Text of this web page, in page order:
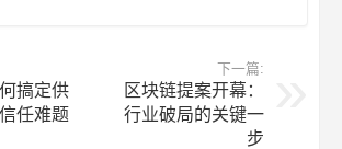
搞定供
任难题
下一篇:
区块链提案开幕：
行业破局的关键一
步